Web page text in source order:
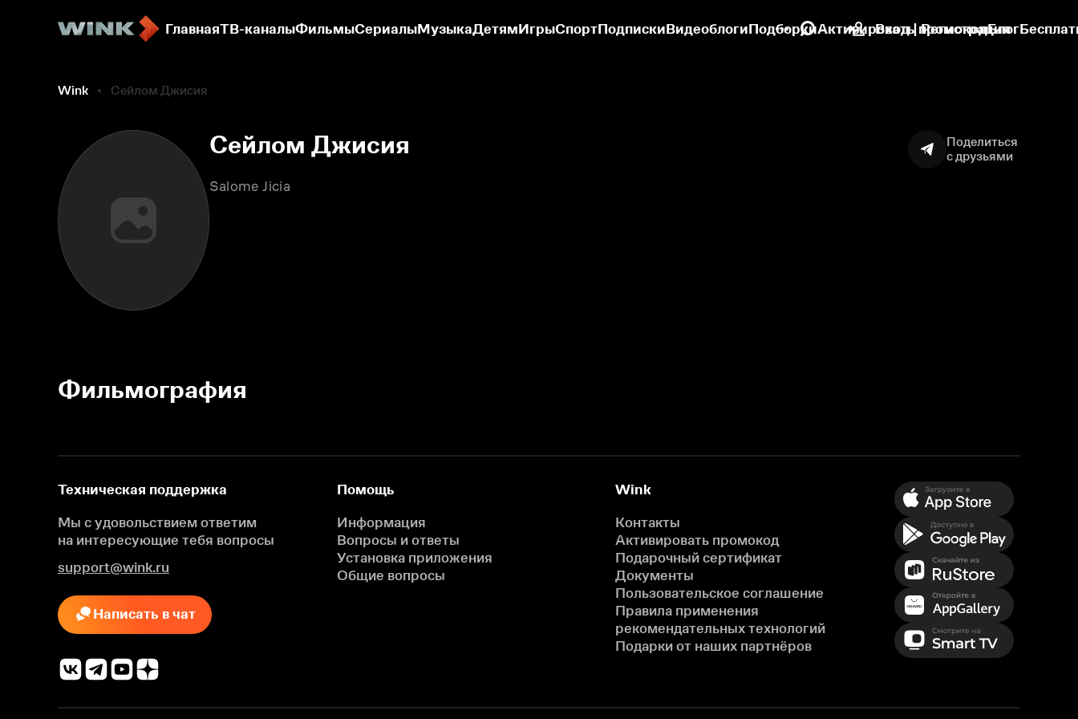
ГлавнаяТВ-каналыФильмыСериалыМузыкаДетямИгрыСпортПодпискиВидеоблогиПодборкиАктивировать промокодБлог
Вход | Регистрация
Wink Сейлом Джисия
Сейлом Джисия
Salome Jicia
Поделиться
с друзьями
Фильмография
Техническая поддержка
Мы с удовольствием ответим
на интересующие тебя вопросы
support@wink.ru
Написать в чат
Помощь
Информация
Вопросы и ответы
Установка приложения
Общие вопросы
Wink
Контакты
Активировать промокод
Подарочный сертификат
Документы
Пользовательское соглашение
Правила применения
рекомендательных технологий
Подарки от наших партнёров